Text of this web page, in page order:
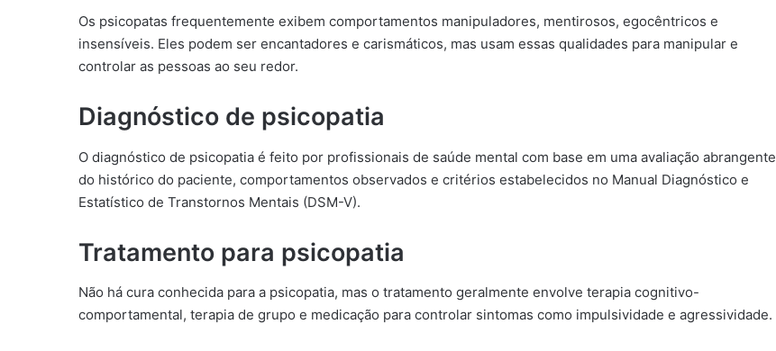
Os psicopatas frequentemente exibem comportamentos manipuladores, mentirosos, egocêntricos e
insensíveis. Eles podem ser encantadores e carismáticos, mas usam essas qualidades para manipular e
controlar as pessoas ao seu redor.
Diagnóstico de psicopatia
O diagnóstico de psicopatia é feito por profissionais de saúde mental com base em uma avaliação abrangente
do histórico do paciente, comportamentos observados e critérios estabelecidos no Manual Diagnóstico e
Estatístico de Transtornos Mentais (DSM-V).
Tratamento para psicopatia
Não há cura conhecida para a psicopatia, mas o tratamento geralmente envolve terapia cognitivo-
comportamental, terapia de grupo e medicação para controlar sintomas como impulsividade e agressividade.